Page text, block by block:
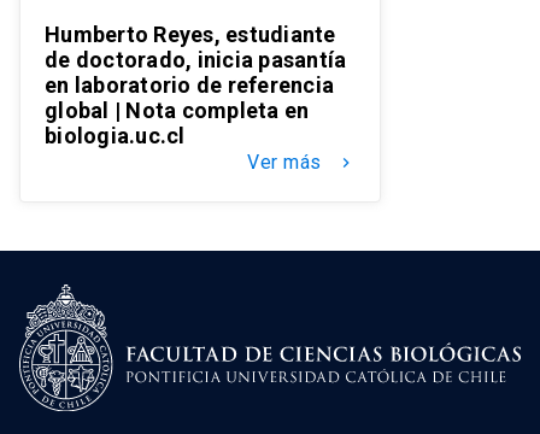
Humberto Reyes, estudiante
de doctorado, inicia pasantía
en laboratorio de referencia
global | Nota completa en
biologia.uc.cl
Ver más keyboard_arrow_right